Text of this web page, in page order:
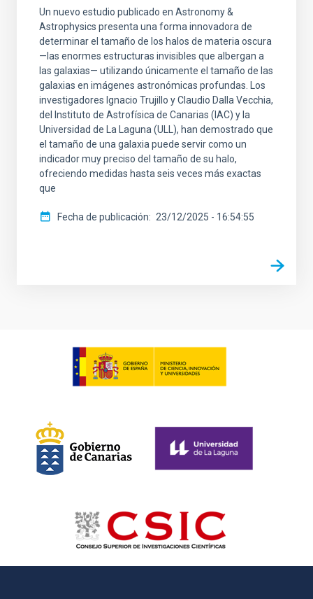
Un nuevo estudio publicado en Astronomy &
Astrophysics presenta una forma innovadora de
determinar el tamaño de los halos de materia oscura
—las enormes estructuras invisibles que albergan a
las galaxias— utilizando únicamente el tamaño de las
galaxias en imágenes astronómicas profundas. Los
investigadores Ignacio Trujillo y Claudio Dalla Vecchia,
del Instituto de Astrofísica de Canarias (IAC) y la
Universidad de La Laguna (ULL), han demostrado que
el tamaño de una galaxia puede servir como un
indicador muy preciso del tamaño de su halo,
ofreciendo medidas hasta seis veces más exactas
que
Fecha de publicación 23/12/2025 - 16:54:55